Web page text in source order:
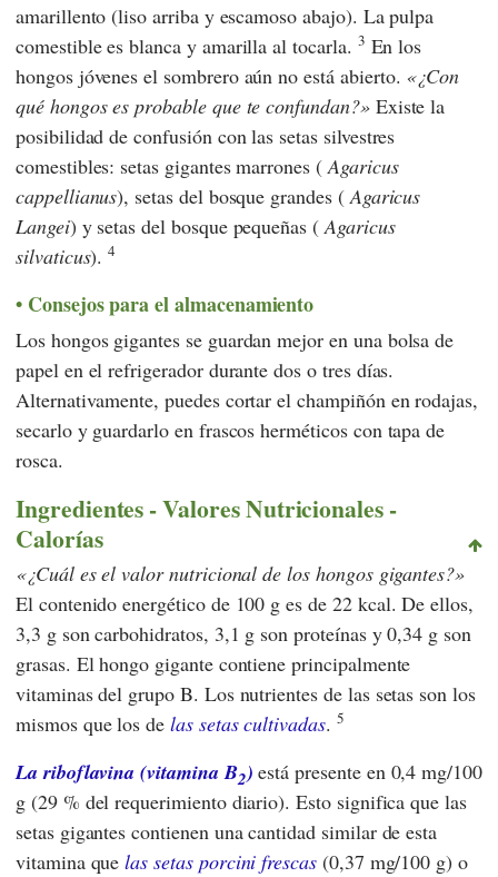
amarillento (liso arriba y escamoso abajo). La pulpa
comestible es blanca y amarilla al tocarla. 3 En los
hongos jóvenes el sombrero aún no está abierto.
¿Con
qué hongos es probable que te confundan? Existe la
posibilidad de confusión con las setas silvestres
comestibles: setas gigantes marrones ( Agaricus
cappellianus), setas del bosque grandes ( Agaricus
Langei) y setas del bosque pequeñas ( Agaricus
silvaticus).4
Consejos para el almacenamiento
Los hongos gigantes se guardan mejor en una bolsa de
papel en el refrigerador durante dos o tres días.
Alternativamente, puedes cortar el champiñón en rodajas,
secarlo y guardarlo en frascos herméticos con tapa de
rosca.
Ingredientes - Valores Nutricionales -
Calorías
¿Cuál es el valor nutricional de los hongos gigantes?
El contenido energético de 100 g es de 22 kcal. De ellos,
3,3 g son carbohidratos, 3,1 g son proteínas y 0,34 g son
grasas. El hongo gigante contiene principalmente
vitaminas del grupo B. Los nutrientes de las setas son los
mismos que los delas setas cultivadas. 5
La riboflavina (vitamina B2) está presente en 0,4 mg/100
g (29 % del requerimiento diario). Esto significa que las
setas gigantes contienen una cantidad similar de esta
vitamina quelas setas porcini frescas(0,37 mg/100 g) o